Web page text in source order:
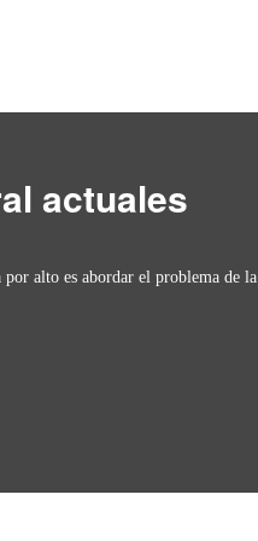
actuales
alto es abordar el problema de la